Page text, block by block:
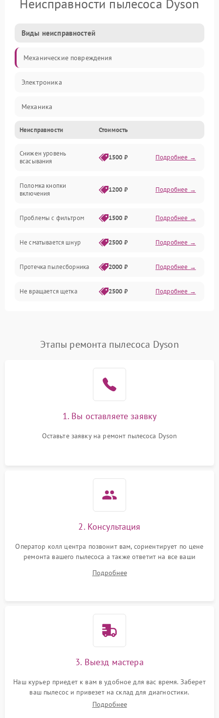
Неисправности пылесоса Dyson
Виды неисправностей
Механические повреждения
Электроника
Механика
Электропитание
Всасывание
Неисправности Стоимость
Снижен уровень
всасывания
1500 ₽ Подробнее →
Поломка кнопки
включения
1200 ₽ Подробнее →
Проблемы с фильтром 1500 ₽ Подробнее →
Не сматывается шнур 2500 ₽ Подробнее →
Протечка пылесборника 2000 ₽ Подробнее →
Не вращается щетка 2500 ₽ Подробнее →
Поломка контейнера для
1500 ₽ Подробнее →
Этапы ремонта пылесоса Dyson
1. Вы оставляете заявку
Оставьте заявку на ремонт пылесоса Dyson
2. Консультация
Оператор колл центра позвонит вам, сориентирует по цене
ремонта вашего пылесоса а также ответит на все ваши
Подробнее
3. Выезд мастера
Наш курьер приедет к вам в удобное для вас время. Заберет
ваш пылесос и привезет на склад для диагностики.
Подробнее